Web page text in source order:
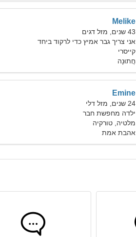
Melike
43 שנים, מזל דגים
אני צריך גבר אמיץ כדי לרקוד ביחד
קייסרי
חֲתוּנָה
Emine
24 שנים, מזל דלי
ילדה מחפשת חבר
מלטיה, טורקיה
אהבת אמת